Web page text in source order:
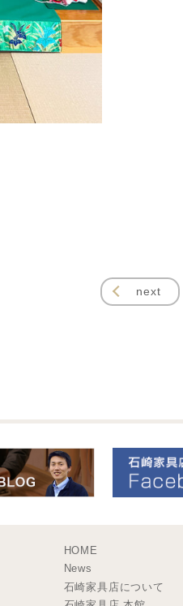
next
HOME
News
石崎家具店について